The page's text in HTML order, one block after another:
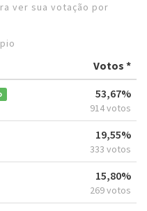
ver sua votação por
Votos *
53,67%
914 votos
19,55%
333 votos
15,80%
269 votos